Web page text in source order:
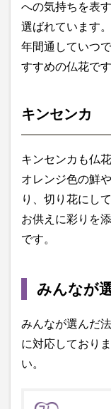
への気持ちを表
選ばれています。
年間通していつ
すすめの仏花です
キンセンカ
キンセンカも仏
オレンジ色の鮮
り、切り花にし
お供えに彩りを
です。
みんなが
みんなが選んだ
に対応しており
い。